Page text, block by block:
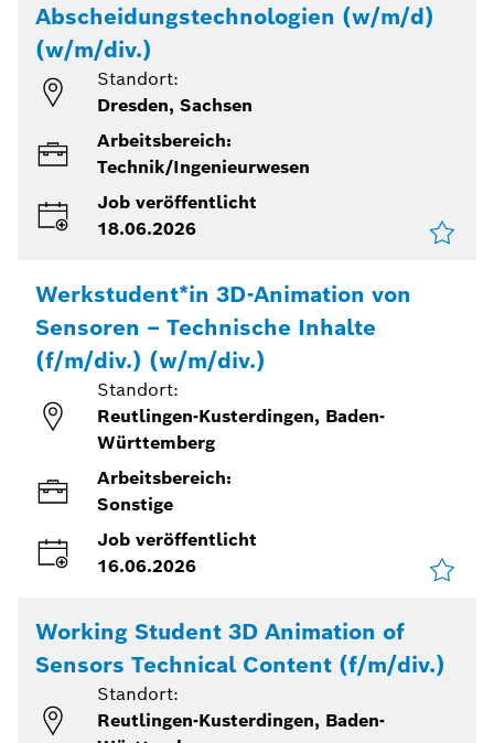
Abscheidungstechnologien (w/m/d)
(w/m/div.)
Standort:
Dresden, Sachsen
Arbeitsbereich:
Technik/Ingenieurwesen
Job veröffentlicht
18.06.2026
Werkstudent*in 3D-Animation von
Sensoren – Technische Inhalte
(f/m/div.) (w/m/div.)
Standort:
Reutlingen-Kusterdingen, Baden-
Württemberg
Arbeitsbereich:
Sonstige
Job veröffentlicht
16.06.2026
Working Student 3D Animation of
Sensors Technical Content (f/m/div.)
Standort:
Reutlingen-Kusterdingen, Baden-